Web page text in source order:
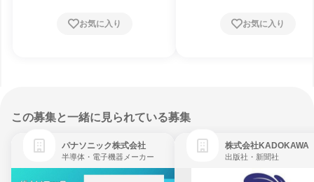
お気に入り お気に入り
この募集と一緒に見られている募集
パナソニック株式会社
半導体・電子機器メーカー
株式会社KADOKAWA
出版社・新聞社